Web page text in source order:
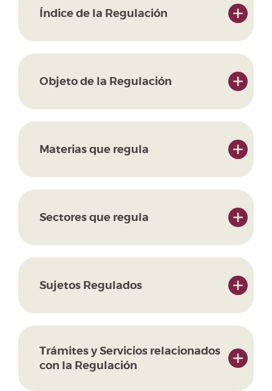
Índice de la Regulación
Objeto de la Regulación
Materias que regula
Sectores que regula
Sujetos Regulados
Trámites y Servicios relacionados
con la Regulación